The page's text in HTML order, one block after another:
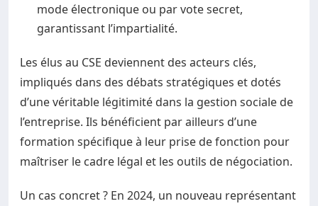
mode électronique ou par vote secret,
garantissant l’impartialité.
Les élus au CSE deviennent des acteurs clés,
impliqués dans des débats stratégiques et dotés
d’une véritable légitimité dans la gestion sociale de
l’entreprise. Ils bénéficient par ailleurs d’une
formation spécifique à leur prise de fonction pour
maîtriser le cadre légal et les outils de négociation.
Un cas concret ? En 2024, un nouveau représentant